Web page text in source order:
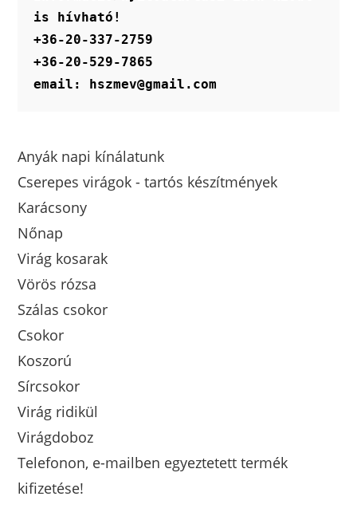
is hívható!
+36-20-337-2759
+36-20-529-7865
email: hszmev@gmail.com
Anyák napi kínálatunk
Cserepes virágok - tartós készítmények
Karácsony
Nőnap
Virág kosarak
Vörös rózsa
Szálas csokor
Csokor
Koszorú
Sírcsokor
Virág ridikül
Virágdoboz
Telefonon, e-mailben egyeztetett termék
kifizetése!